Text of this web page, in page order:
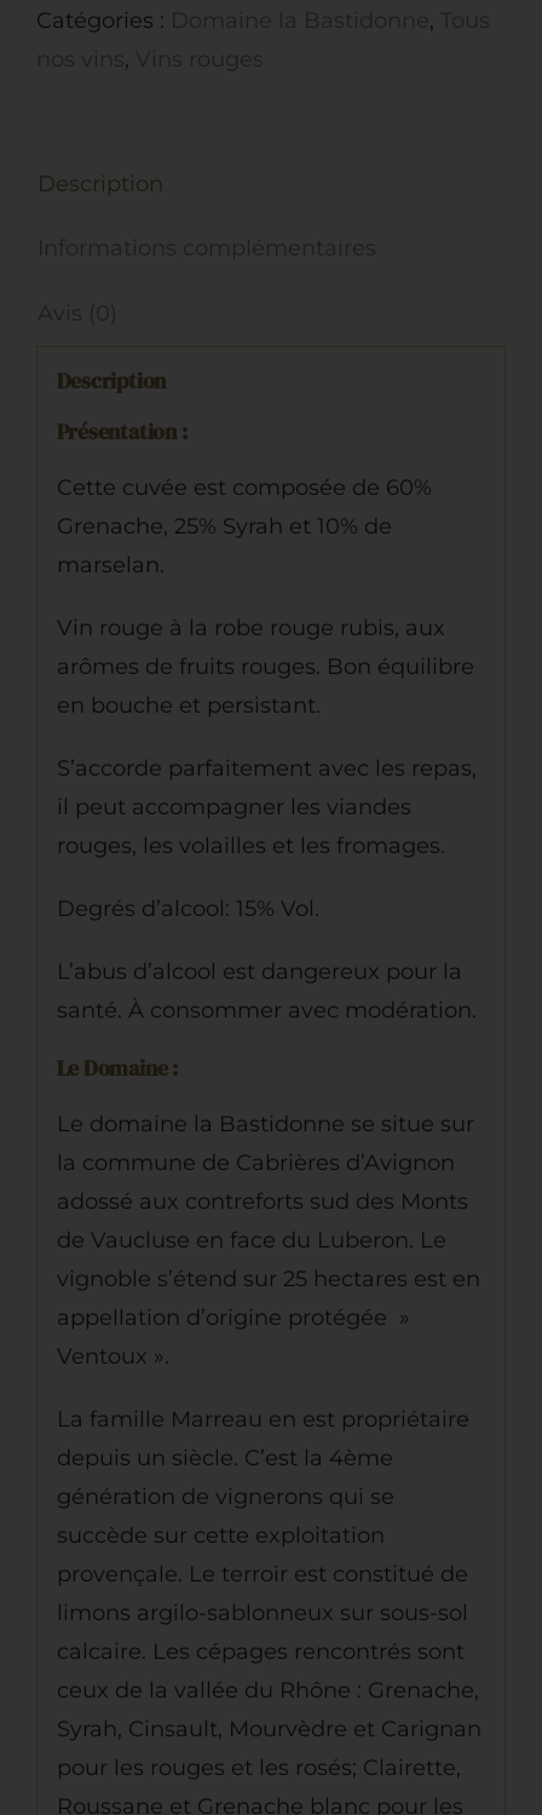
de
la
Ventoux,
Catégories : ,
,
Description
Description
Présentation :
Cette cuvée est composée de 60%
Grenache, 25% Syrah et 10% de
marselan.
Vin rouge à la robe rouge rubis, aux
arômes de fruits rouges. Bon équilibre
en bouche et persistant.
S’accorde parfaitement avec les repas,
il peut accompagner les viandes
rouges, les volailles et les fromages.
Degrés d’alcool: 15% Vol.
L’abus d’alcool est dangereux pour la
santé. À consommer avec modération.
Le Domaine :
Le domaine la Bastidonne se situe sur
la commune de Cabrières d’Avignon
adossé aux contreforts sud des Monts
de Vaucluse en face du Luberon. Le
vignoble s’étend sur 25 hectares est en
appellation d’origine protégée »
Ventoux ».
La famille Marreau en est propriétaire
depuis un siècle. C’est la 4ème
génération de vignerons qui se
succède sur cette exploitation
provençale. Le terroir est constitué de
limons argilo-sablonneux sur sous-sol
calcaire. Les cépages rencontrés sont
ceux de la vallée du Rhône : Grenache,
Syrah, Cinsault, Mourvèdre et Carignan
pour les rouges et les rosés; Clairette,
Roussane et Grenache blanc pour les